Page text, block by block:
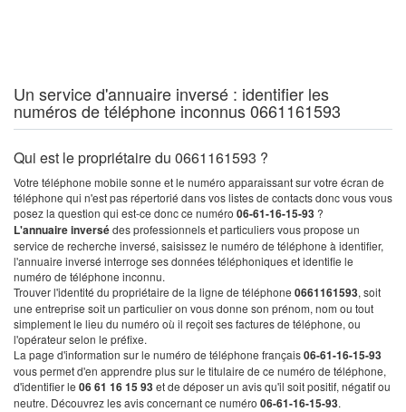
Un service d'annuaire inversé : identifier les
numéros de téléphone inconnus 0661161593
Qui est le propriétaire du 0661161593 ?
Votre téléphone mobile sonne et le numéro apparaissant sur votre écran de
téléphone qui n'est pas répertorié dans vos listes de contacts donc vous vous
posez la question qui est-ce donc ce numéro 06-61-16-15-93 ?
L'annuaire inversédes professionnels et particuliers vous propose un
service de recherche inversé, saisissez le numéro de téléphone à identifier,
l'annuaire inversé interroge ses données téléphoniques et identifie le
numéro de téléphone inconnu.
Trouver l'identité du propriétaire de la ligne de téléphone 0661161593, soit
une entreprise soit un particulier on vous donne son prénom, nom ou tout
simplement le lieu du numéro où il reçoit ses factures de téléphone, ou
l'opérateur selon le préfixe.
La page d'information sur le numéro de téléphone français06-61-16-15-93
vous permet d'en apprendre plus sur le titulaire de ce numéro de téléphone,
d'identifier le 06 61 16 15 93et de déposer un avis qu'il soit positif, négatif ou
neutre. Découvrez les avis concernant ce numéro 06-61-16-15-93.